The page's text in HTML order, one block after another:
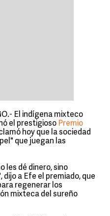
El indígena mixteco
el prestigioso Premio
hoy que la sociedad
que juegan las
les dé dinero, sino
a Efe el premiado, que
regenerar los
mixteca del sureño